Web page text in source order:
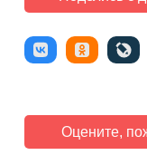
Оцените,